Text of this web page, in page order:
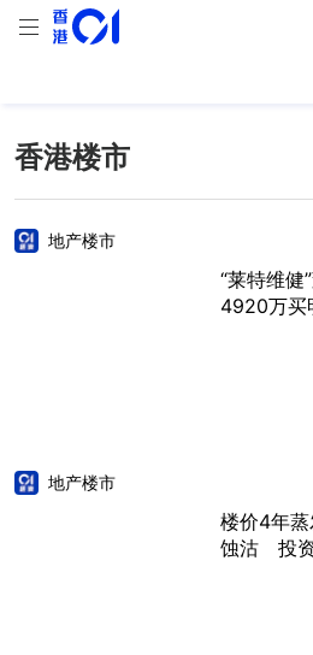
香港楼市
地产楼市
“莱特维健
4920万买
地产楼市
楼价4年
蚀沽 投